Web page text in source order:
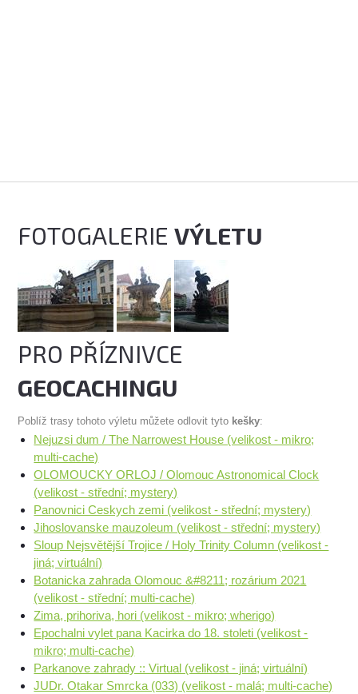
FOTOGALERIEVÝLETU
PRO PŘÍZNIVCE
GEOCACHINGU
Poblíž trasy tohoto výletu můžete odlovit tyto kešky:
Nejuzsi dum / The Narrowest House (velikost - mikro;
multi-cache)
OLOMOUCKY ORLOJ / Olomouc Astronomical Clock
(velikost - střední; mystery)
Panovnici Ceskych zemi (velikost - střední; mystery)
Jihoslovanske mauzoleum (velikost - střední; mystery)
Sloup Nejsvětější Trojice / Holy Trinity Column (velikost -
jiná; virtuální)
Botanicka zahrada Olomouc &#8211; rozárium 2021
(velikost - střední; multi-cache)
Zima, prihoriva, hori (velikost - mikro; wherigo)
Epochalni vylet pana Kacirka do 18. stoleti (velikost -
mikro; multi-cache)
Parkanove zahrady :: Virtual (velikost - jiná; virtuální)
JUDr. Otakar Smrcka (033) (velikost - malá; multi-cache)